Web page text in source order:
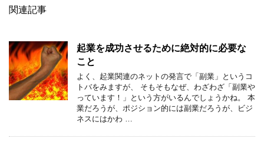
関連記事
起業を成功させるために絶対的に必要な
こと
よく、起業関連のネットの発言で「副業」というコ
トバをみますが、 そもそもなぜ、わざわざ「副業や
っています！」という方がいるんでしょうかね。 本
業だろうが、ポジション的には副業だろうが、ビジ
ネスにはかわ …